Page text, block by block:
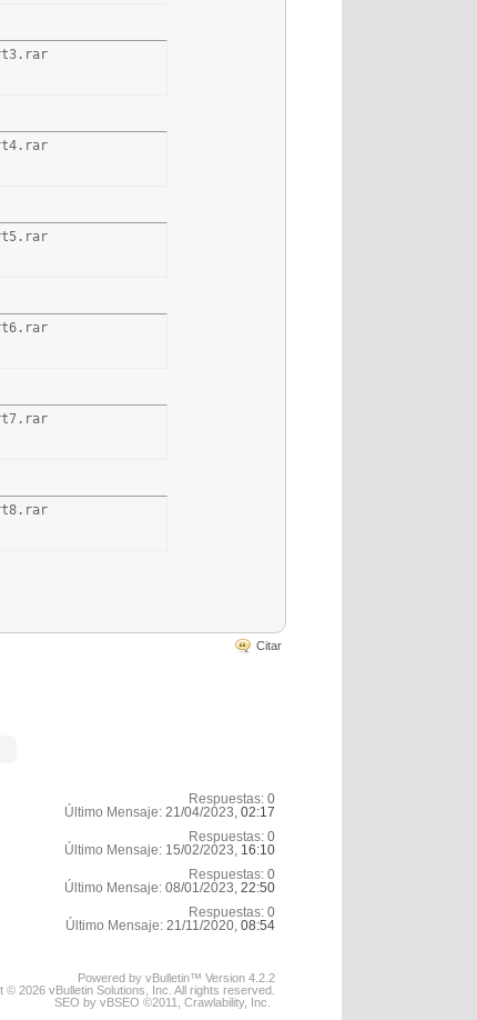
Citar
Respuestas: 0
Último Mensaje: 21/04/2023, 02:17
Respuestas: 0
Último Mensaje: 15/02/2023, 16:10
Respuestas: 0
Último Mensaje: 08/01/2023, 22:50
Respuestas: 0
Último Mensaje: 21/11/2020, 08:54
Powered by vBulletin™ Version 4.2.2
© 2026 vBulletin Solutions, Inc. All rights reserved.
SEO by vBSEO ©2011, Crawlability, Inc.